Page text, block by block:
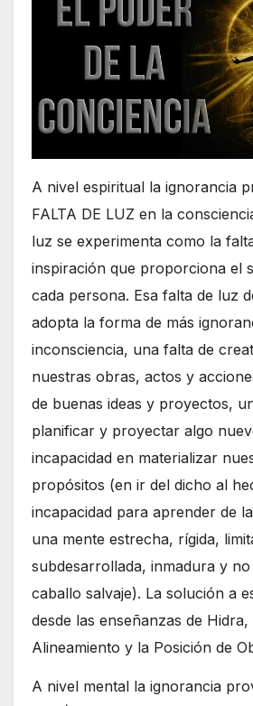
A nivel espiritual la ignorancia
FALTA DE LUZ en la
luz se experimenta como la
inspiración que proporciona el
cada persona. Esa falta de luz
adopta la forma de más
inconsciencia, una falta de
nuestras obras, actos y
de buenas ideas y proyectos,
planificar y proyectar algo
incapacidad en materializar
propósitos (en ir del dicho al
incapacidad para aprender de
una mente estrecha, rígida,
subdesarrollada, inmadura y
caballo salvaje). La solución a
desde las enseñanzas de
Alineamiento y la Posición de
A nivel mental la ignorancia